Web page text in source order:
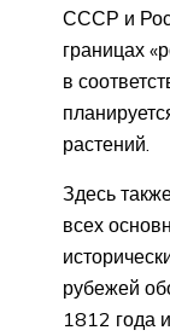
СССР и
границах
в
растений.
Здесь
всех
рубежей
1812 года